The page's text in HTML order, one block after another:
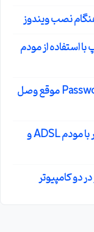
استفاده از مودم
درخواست Username و Password موقع وصل
نحوه شبکه کردن دو کامپیوتر با مودم ADSL و
دو کامپیوتر